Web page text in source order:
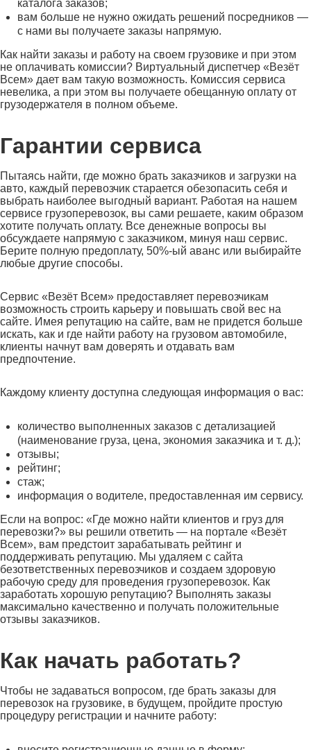
каталога заказов;
вам больше не нужно ожидать решений посредников —
с нами вы получаете заказы напрямую.
Как найти заказы и работу на своем грузовике и при этом
не оплачивать комиссии? Виртуальный диспетчер «Везёт
Всем» дает вам такую возможность. Комиссия сервиса
невелика, а при этом вы получаете обещанную оплату от
грузодержателя в полном объеме.
Гарантии сервиса
Пытаясь найти, где можно брать заказчиков и загрузки на
авто, каждый перевозчик старается обезопасить себя и
выбрать наиболее выгодный вариант. Работая на нашем
сервисе грузоперевозок, вы сами решаете, каким образом
хотите получать оплату. Все денежные вопросы вы
обсуждаете напрямую с заказчиком, минуя наш сервис.
Берите полную предоплату, 50%-ый аванс или выбирайте
любые другие способы.
Сервис «Везёт Всем» предоставляет перевозчикам
возможность строить карьеру и повышать свой вес на
сайте. Имея репутацию на сайте, вам не придется больше
искать, как и где найти работу на грузовом автомобиле,
клиенты начнут вам доверять и отдавать вам
предпочтение.
Каждому клиенту доступна следующая информация о вас:
количество выполненных заказов с детализацией
(наименование груза, цена, экономия заказчика и т. д.);
отзывы;
рейтинг;
стаж;
информация о водителе, предоставленная им сервису.
Если на вопрос: «Где можно найти клиентов и груз для
перевозки?» вы решили ответить — на портале «Везёт
Всем», вам предстоит зарабатывать рейтинг и
поддерживать репутацию. Мы удаляем с сайта
безответственных перевозчиков и создаем здоровую
рабочую среду для проведения грузоперевозок. Как
заработать хорошую репутацию? Выполнять заказы
максимально качественно и получать положительные
отзывы заказчиков.
Как начать работать?
Чтобы не задаваться вопросом, где брать заказы для
перевозок на грузовике, в будущем, пройдите простую
процедуру регистрации и начните работу: